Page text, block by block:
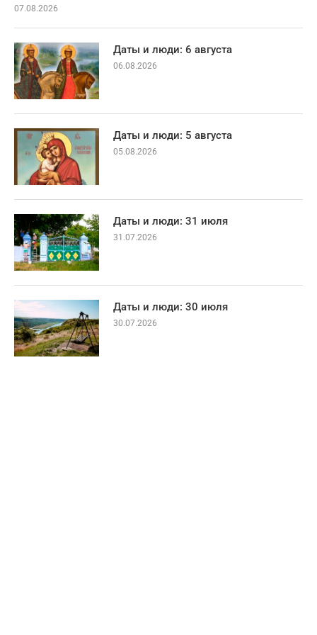
07.08.2026
Даты и люди: 6 августа
06.08.2026
Даты и люди: 5 августа
05.08.2026
Даты и люди: 31 июля
31.07.2026
Даты и люди: 30 июля
30.07.2026